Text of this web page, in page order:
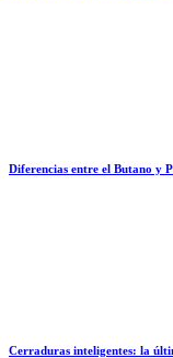
Diferencias entre el Butano y
Cerraduras inteligentes: la